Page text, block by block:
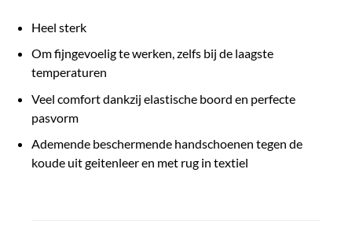
Heel sterk
Om fijngevoelig te werken, zelfs bij de laagste
temperaturen
Veel comfort dankzij elastische boord en perfecte
pasvorm
Ademende beschermende handschoenen tegen de
koude uit geitenleer en met rug in textiel